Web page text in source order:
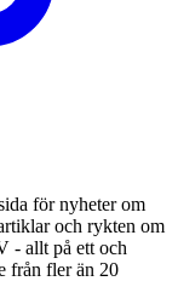
för nyheter om
och rykten om
- allt på ett och
från fler än 20